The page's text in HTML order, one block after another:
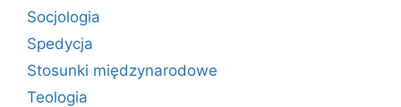
Socjologia
Spedycja
Stosunki międzynarodowe
Teologia